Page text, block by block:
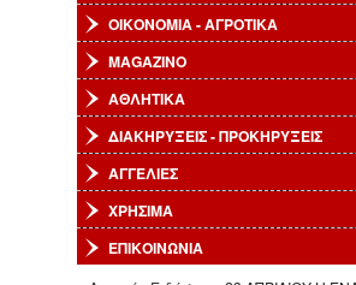
ΟΙΚΟΝΟΜΙΑ - ΑΓΡΟΤΙΚΑ
MAGAZINO
ΑΘΛΗΤΙΚΑ
ΔΙΑΚΗΡΥΞΕΙΣ - ΠΡΟΚΗΡΥΞΕΙΣ
ΑΓΓΕΛΙΕΣ
ΧΡΗΣΙΜΑ
ΕΠΙΚΟΙΝΩΝΙΑ